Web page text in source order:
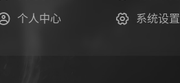
个人中心 系统设置